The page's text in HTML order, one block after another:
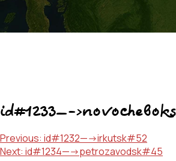
id#1233—-
Навигация
по
Previous: id#1232—->irkutsk#52
Next: id#1234—->petrozavodsk#45